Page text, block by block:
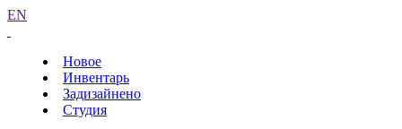
EN
Новое
Инвентарь
Задизайнено
Студия